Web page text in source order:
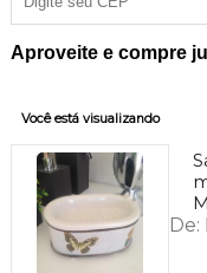
Aproveite e compre
Você está visualizando
De: